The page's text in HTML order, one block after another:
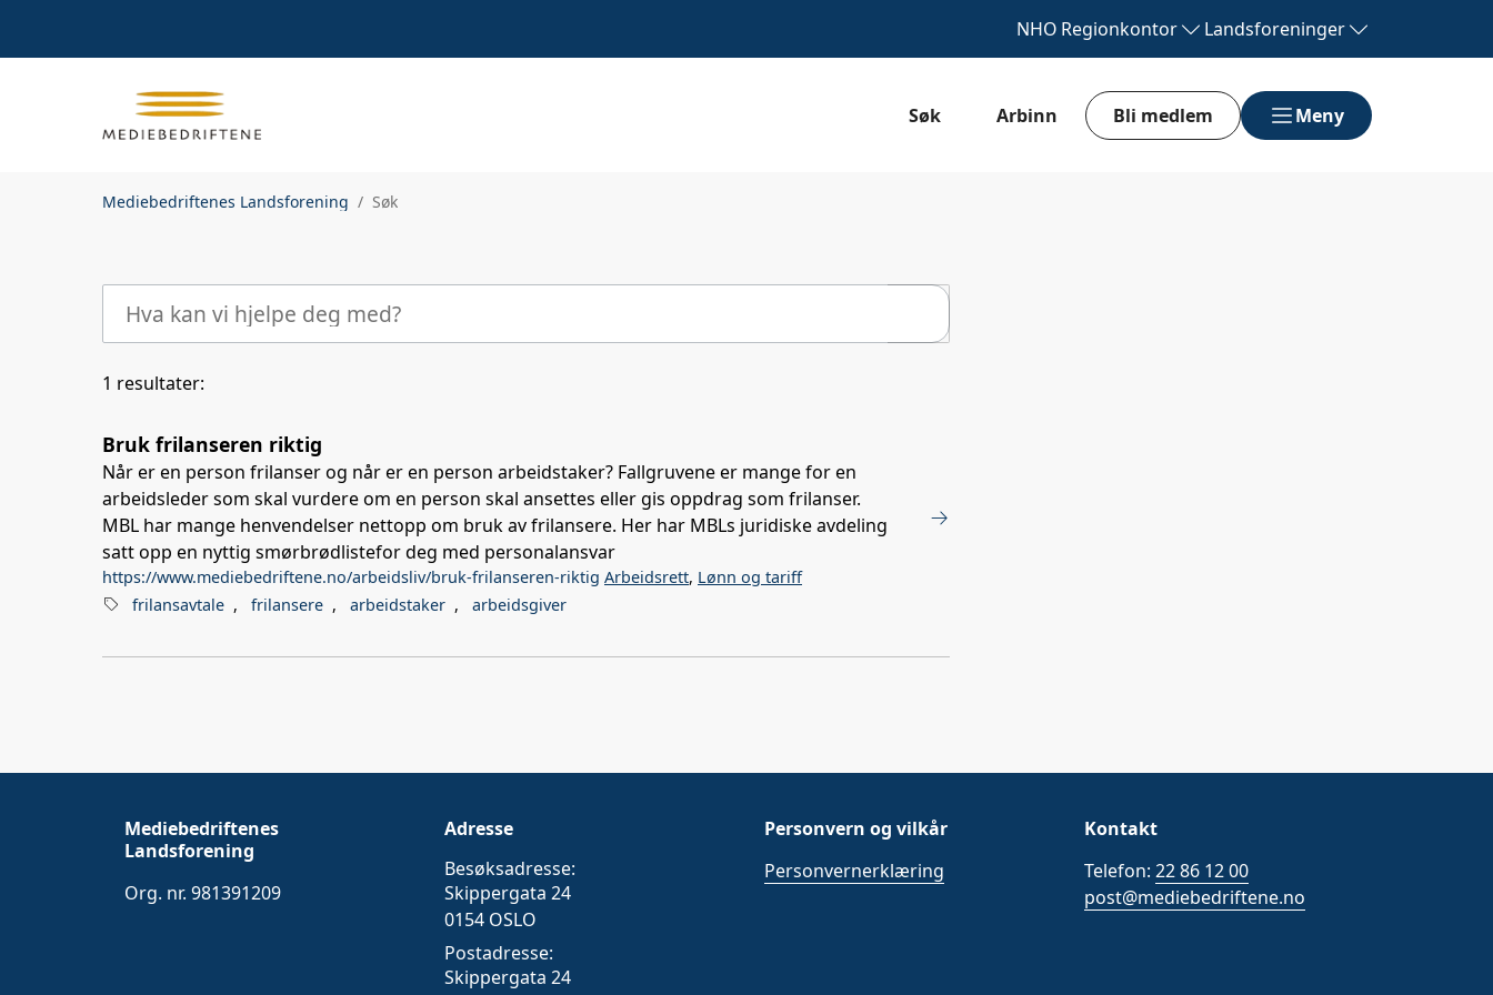
NHO Regionkontor Landsforeninger
Søk Arbinn Bli medlem Meny
Mediebedriftenes Landsforening Søk
Søk
1 resultater:
Bruk frilanseren riktig
Når er en person frilanser og når er en person arbeidstaker? Fallgruvene er mange for en
arbeidsleder som skal vurdere om en person skal ansettes eller gis oppdrag som frilanser.
MBL har mange henvendelser nettopp om bruk av frilansere. Her har MBLs juridiske avdeling
satt opp en nyttig smørbrødlistefor deg med personalansvar
https://www.mediebedriftene.no/arbeidsliv/bruk-frilanseren-riktig Arbeidsrett, Lønn og tariff
frilansavtale , frilansere , arbeidstaker , arbeidsgiver
Mediebedriftenes
Landsforening
Org. nr. 981391209
Adresse
Besøksadresse:
Skippergata 24
0154 OSLO
Postadresse:
Skippergata 24
Personvern og vilkår
Personvernerklæring
Kontakt
Telefon: 22 86 12 00
post@mediebedriftene.no